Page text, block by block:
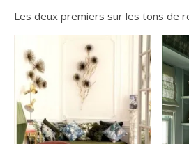
Les deux premiers sur les tons de